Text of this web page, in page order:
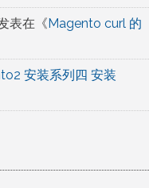
表在《Magento curl 的
安装系列四 安装